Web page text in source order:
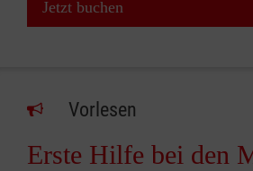
Jetzt buchen
Vorlesen
Erste Hilfe bei den